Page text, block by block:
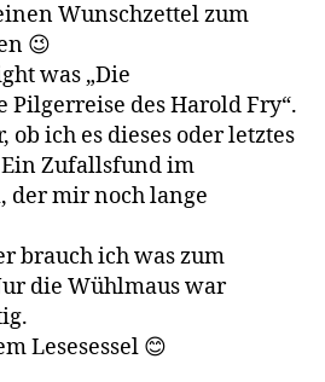
Wunschzettel zum
😉
was „Die
des Harold Fry“.
ich es dieses oder letztes
Ein Zufallsfund im
der mir noch lange
brauch ich was zum
die Wühlmaus war
Lesesessel 😊